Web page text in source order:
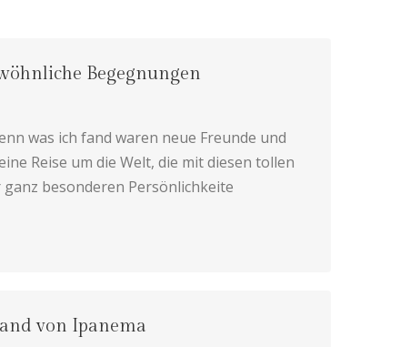
Begegnungen
was ich fand waren neue Freunde und
Reise um die Welt, die mit diesen tollen
besonderen Persönlichkeite
von Ipanema